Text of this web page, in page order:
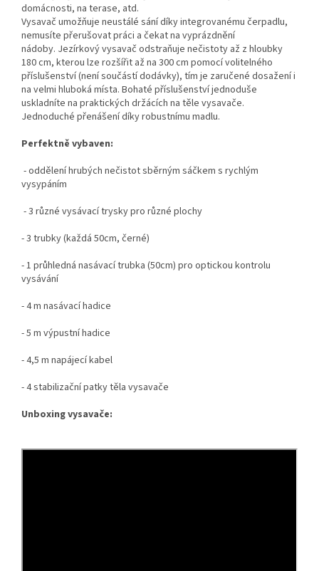
domácnosti, na terase, atd.
Vysavač umožňuje neustálé sání díky integrovanému čerpadlu,
nemusíte přerušovat práci a čekat na vyprázdnění
nádoby. Jezírkový vysavač odstraňuje nečistoty až z hloubky
180 cm, kterou lze rozšířit až na 300 cm pomocí volitelného
příslušenství (není součástí dodávky), tím je zaručené dosažení i
na velmi hluboká místa. Bohaté příslušenství jednoduše
uskladníte na praktických držácích na těle vysavače.
Jednoduché přenášení díky robustnímu madlu.
Perfektně vybaven:
- oddělení hrubých nečistot sběrným sáčkem s rychlým
vysypáním
- 3 různé vysávací trysky pro různé plochy
- 3 trubky (každá 50cm, černé)
- 1 průhledná nasávací trubka (50cm) pro optickou kontrolu
vysávání
- 4 m nasávací hadice
- 5 m výpustní hadice
- 4,5 m napájecí kabel
- 4 stabilizační patky těla vysavače
Unboxing vysavače: